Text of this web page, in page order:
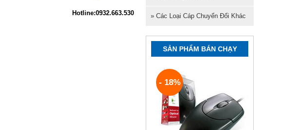
Hotline:0932.663.530 » Các Loại Cáp Chuyển Đổi Khác
SẢN PHẨM BÁN CHẠY
- 18%